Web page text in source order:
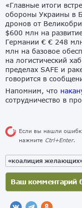
«Главные итоги
обороны Украины в
дронов от
$600 млн на
Германии € € 248
млн на базовое
на логистический
пределах SAFE и
говорится в
Напомним, что
сотрудничество в
Если вы нашли
нажмите Ctrl+Enter.
«коалиция